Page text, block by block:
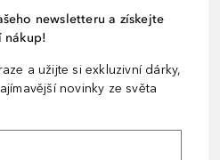
newsletteru a získejte
nákup!
a užijte si exkluzivní dárky,
novinky ze světa